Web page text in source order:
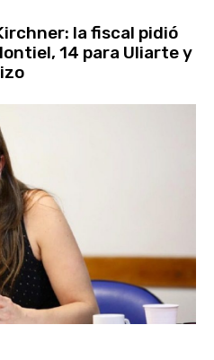
la fiscal pidió
14 para Uliarte y